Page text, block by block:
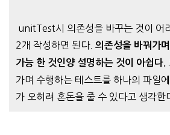
unitTest시 의존성을 바꾸는 것이 어
2개 작성하면 된다. 의존성을 바꿔가
가능 한 것인양 설명하는 것이 아쉽다.
가며 수행하는 테스트를 하나의 파일
가 오히려 혼돈을 줄 수 있다고 생각한